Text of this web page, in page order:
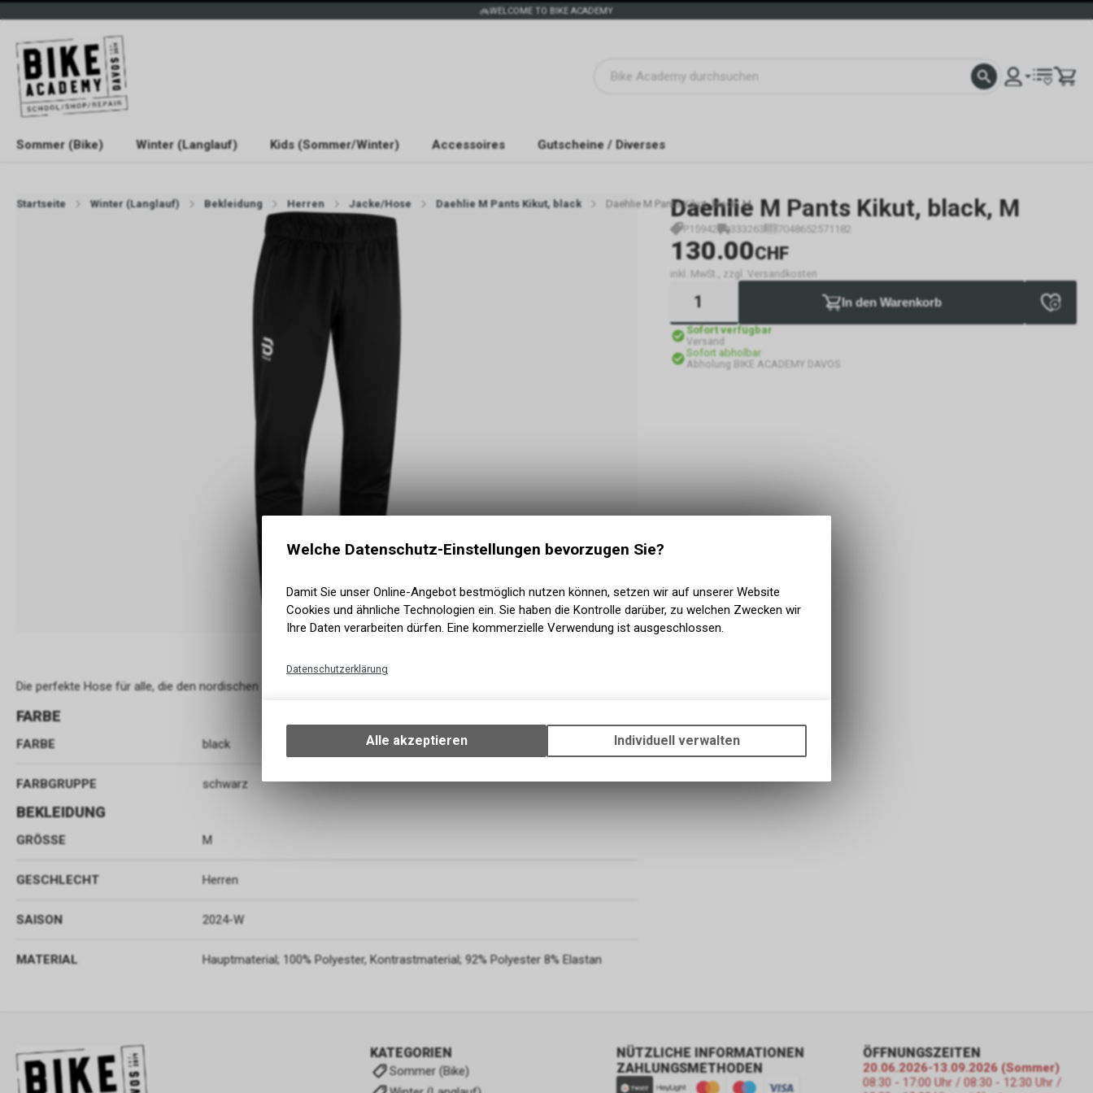
WELCOME TO BIKE ACADEMY
Sommer (Bike) Winter (Langlauf) Kids (Sommer/Winter) Accessoires Gutscheine / Diverses
Startseite Winter (Langlauf) Bekleidung Herren Jacke/Hose Daehlie M Pants Kikut, black Daehlie M Pants Kikut, black, M
Daehlie M Pants Kikut, black, M
P15942 333263 7048652571182
130.00CHF
inkl. MwSt., zzgl. Versandkosten
In den Warenkorb
Sofort verfügbar
Versand
Sofort abholbar
Abholung BIKE ACADEMY DAVOS
Die perfekte Hose für alle, die den nordischen Skisport lieben und auf der Suche nach der optimalen Skihose sind.
FARBE
FARBE black
FARBGRUPPE schwarz
BEKLEIDUNG
GRÖSSE M
GESCHLECHT Herren
SAISON 2024-W
MATERIAL Hauptmaterial; 100% Polyester, Kontrastmaterial; 92% Polyester 8% Elastan
KATEGORIEN
Sommer (Bike)
NÜTZLICHE INFORMATIONEN
ZAHLUNGSMETHODEN
ÖFFNUNGSZEITEN
20.06.2026-13.09.2026 (Sommer)
08:30 - 17:00 Uhr / 08:30 - 12:30 Uhr /
Welche Datenschutz-Einstellungen bevorzugen Sie?
Damit Sie unser Online-Angebot bestmöglich nutzen können, setzen wir auf unserer Website
Cookies und ähnliche Technologien ein. Sie haben die Kontrolle darüber, zu welchen Zwecken wir
Ihre Daten verarbeiten dürfen. Eine kommerzielle Verwendung ist ausgeschlossen.
Datenschutzerklärung
Ihrem Gerät, um die grundlegenden Funktionen unseres Online-Angebots, wie die
Verwendung des Warenkorbs, zu ermöglichen. Bitte beachten Sie, dass die
zulassen.
Alle akzeptieren Individuell verwalten